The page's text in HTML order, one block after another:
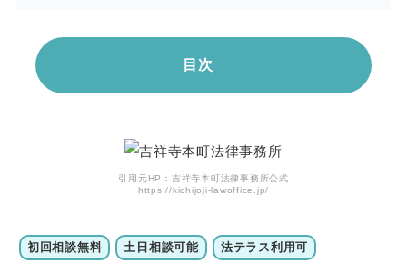
目次
引用元HP：吉祥寺本町法律事務所公式
https://kichijoji-lawoffice.jp/
初回相談無料 土日相談可能 法テラス利用可